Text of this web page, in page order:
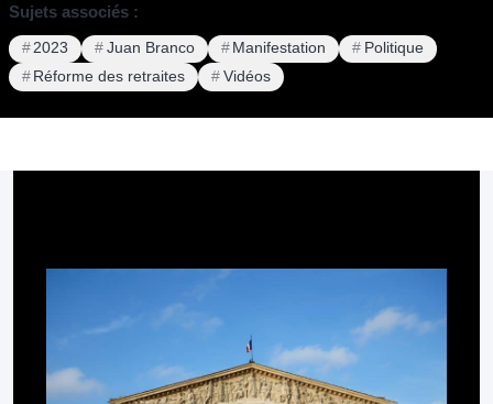
Sujets associés :
2023 Juan Branco Manifestation
Politique
Réforme des retraites
Vidéos